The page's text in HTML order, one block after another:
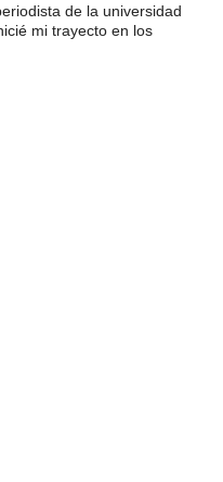
de la universidad
mi trayecto en los